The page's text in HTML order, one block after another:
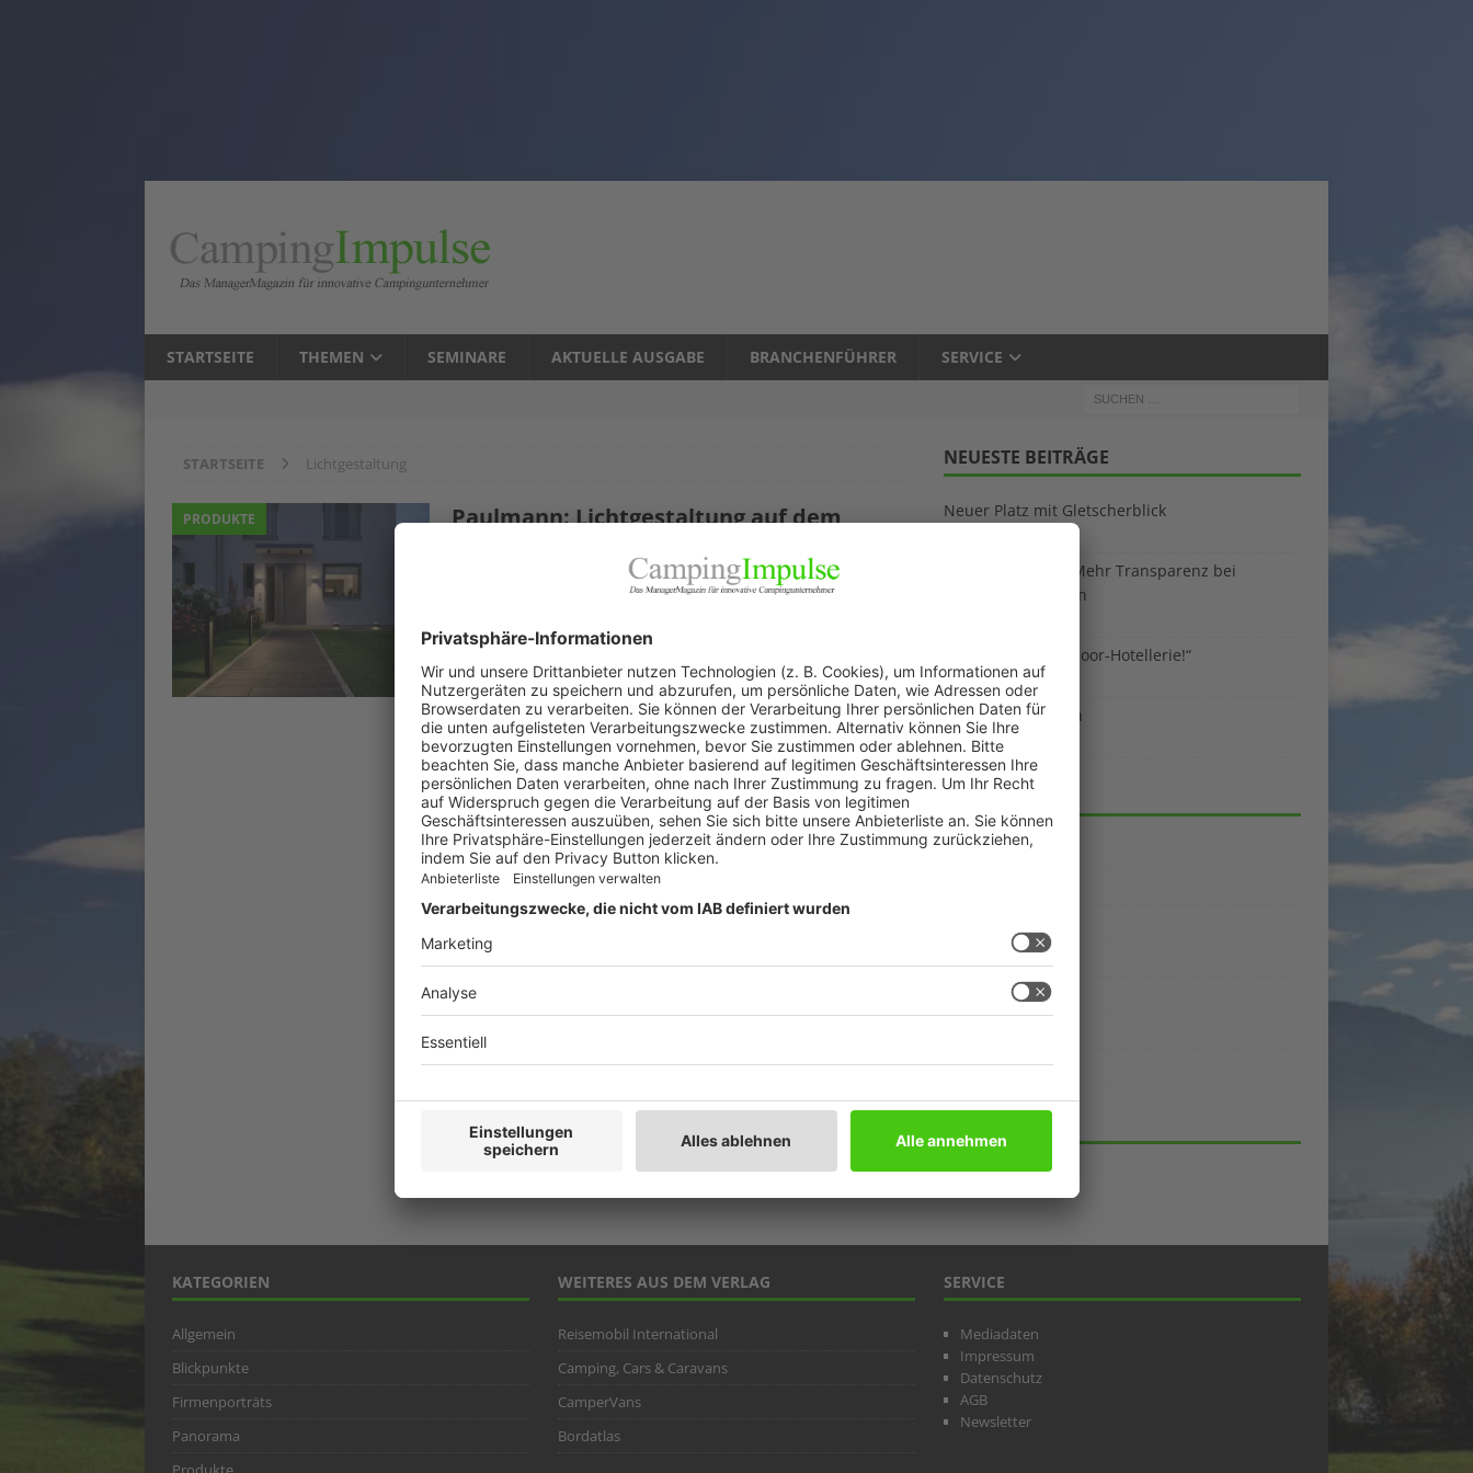
STARTSEITE THEMEN SEMINARE AKTUELLE AUSGABE BRANCHENFÜHRER SERVICE
STARTSEITE Lichtgestaltung
PRODUKTE
Paulmann: Lichtgestaltung auf dem
einmal zu erfüllen. Es soll Wege, Eingangsbereiche und Stufen
sorgen. Zusätzlich hat die Beleuchtung auch eine dekorative
Aufgabe, […]
NEUESTE BEITRÄGE
Neuer Platz mit Gletscherblick
Neue EU-Regeln: Mehr Transparenz bei
Ferienunterkünften
„Wir sind die Outdoor-Hotellerie!“
1. August 2026
Akku gegen Benzin
29. Juli 2026
KATEGORIEN
Allgemein
Panorama
Weitblick
KATEGORIEN
Allgemein
Blickpunkte
Firmenporträts
Panorama
WEITERES AUS DEM VERLAG
Reisemobil International
Camping, Cars & Caravans
CamperVans
Bordatlas
SERVICE
Mediadaten
Impressum
Datenschutz
AGB
Newsletter